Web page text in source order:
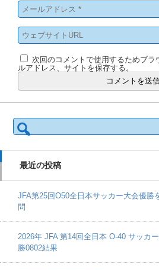
次回のコメントで使用するためブラ
ルアドレス、サイトを保存する。
検
索:
最近の投稿
JFA第25回O50全日本サッカー大会優
問
2026年 JFA 第14回全日本 O-40 サッカ
勝0802結果